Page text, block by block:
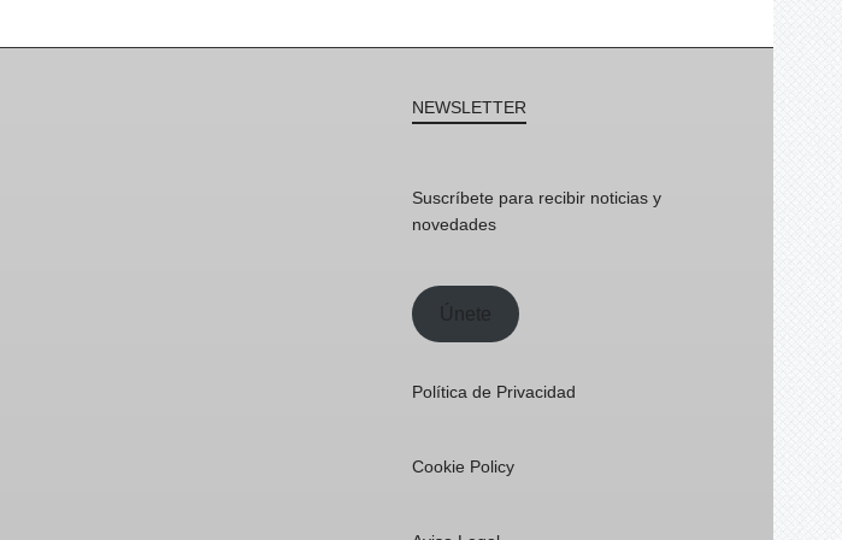
NEWSLETTER
Suscríbete para recibir noticias y
novedades
Únete
Política de Privacidad
Cookie Policy